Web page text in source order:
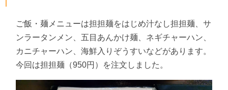
ご飯・麺メニューは担担麺をはじめ汁なし担担麺、サ
ンラータンメン、五目あんかけ麺、ネギチャーハン、
カニチャーハン、海鮮入りぞうすいなどがあります。
今回は担担麺（950円）を注文しました。